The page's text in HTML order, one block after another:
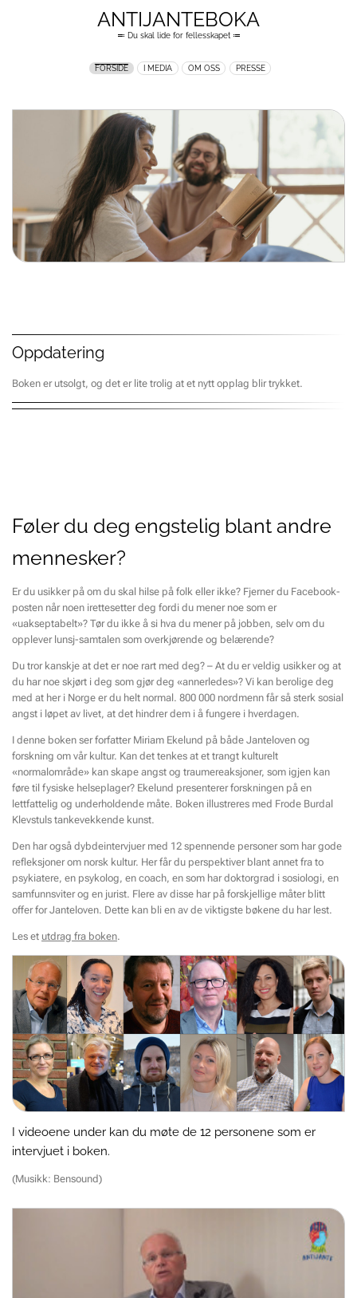
ANTIJANTEBOKA
≕ Du skal lide for fellesskapet ≔
FORSIDE I MEDIA OM OSS PRESSE
Oppdatering
Boken er utsolgt, og det er lite trolig at et nytt opplag blir trykket.
Føler du deg engstelig blant andre
mennesker?
Er du usikker på om du skal hilse på folk eller ikke? Fjerner du Facebook-
posten når noen irettesetter deg fordi du mener noe som er
«uakseptabelt»? Tør du ikke å si hva du mener på jobben, selv om du
opplever lunsj-samtalen som overkjørende og belærende?
Du tror kanskje at det er noe rart med deg? – At du er veldig usikker og at
du har noe skjørt i deg som gjør deg «annerledes»? Vi kan berolige deg
med at her i Norge er du helt normal. 800 000 nordmenn får så sterk sosial
angst i løpet av livet, at det hindrer dem i å fungere i hverdagen.
I denne boken ser forfatter Miriam Ekelund på både Janteloven og
forskning om vår kultur. Kan det tenkes at et trangt kulturelt
«normalområde» kan skape angst og traumereaksjoner, som igjen kan
føre til fysiske helseplager? Ekelund presenterer forskningen på en
lettfattelig og underholdende måte. Boken illustreres med Frode Burdal
Klevstuls tankevekkende kunst.
Den har også dybdeintervjuer med 12 spennende personer som har gode
refleksjoner om norsk kultur. Her får du perspektiver blant annet fra to
psykiatere, en psykolog, en coach, en som har doktorgrad i sosiologi, en
samfunnsviter og en jurist. Flere av disse har på forskjellige måter blitt
offer for Janteloven. Dette kan bli en av de viktigste bøkene du har lest.
Les et utdrag fra boken.
I videoene under kan du møte de 12 personene som er
intervjuet i boken.
(Musikk: Bensound)